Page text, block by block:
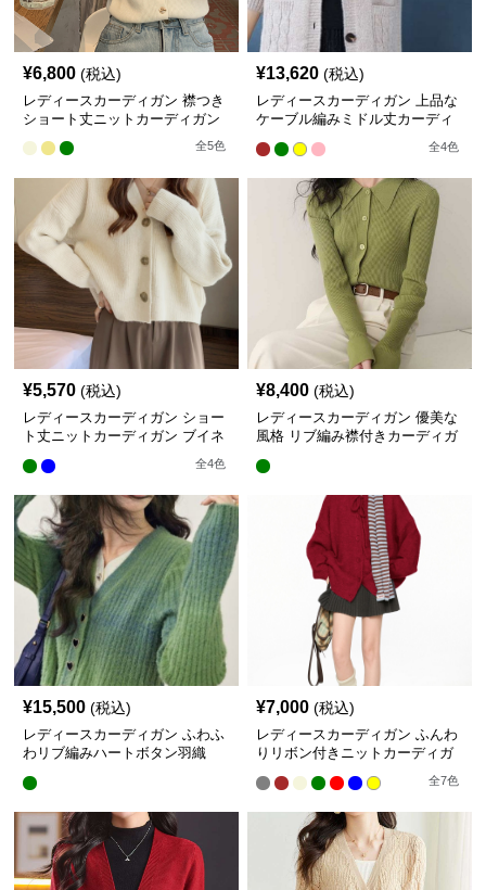
¥6,800 (税込)
レディースカーディガン 襟つき
ショート丈ニットカーディガン
全5色
¥13,620 (税込)
レディースカーディガン 上品な
ケーブル編みミドル丈カーディ
全4色
¥5,570 (税込)
レディースカーディガン ショー
ト丈ニットカーディガン ブイネ
全4色
¥8,400 (税込)
レディースカーディガン 優美な
風格 リブ編み襟付きカーディガ
¥15,500 (税込)
レディースカーディガン ふわふ
わリブ編みハートボタン羽織
¥7,000 (税込)
レディースカーディガン ふんわ
りリボン付きニットカーディガ
全7色